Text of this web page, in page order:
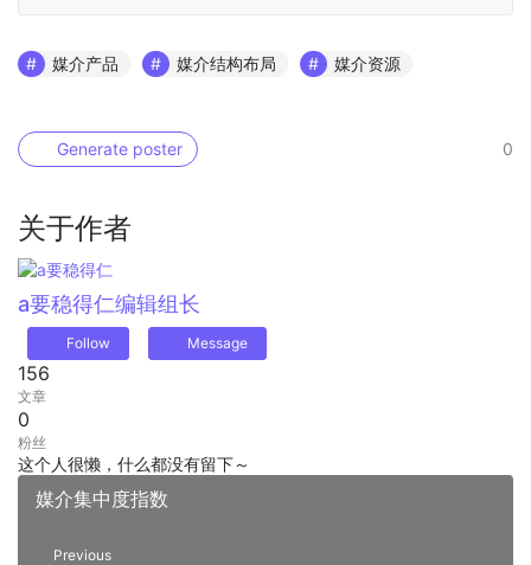
媒介产品 媒介结构布局 媒介资源
0
Generate poster
关于作者
a要稳得仁编辑组长
Follow Message
156
文章
0
粉丝
这个人很懒，什么都没有留下～
媒介集中度指数
Previous